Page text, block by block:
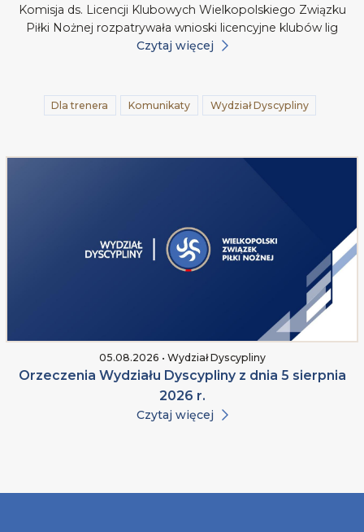
Komisja ds. Licencji Klubowych Wielkopolskiego Związku
Piłki Nożnej rozpatrywała wnioski licencyjne klubów lig
Czytaj więcej
Dla trenera Komunikaty Wydział Dyscypliny
05.08.2026 • Wydział Dyscypliny
Orzeczenia Wydziału Dyscypliny z dnia 5 sierpnia
2026 r.
Czytaj więcej